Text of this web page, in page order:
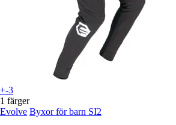
+-3
1 färger
Evolve Byxor för barn SI2